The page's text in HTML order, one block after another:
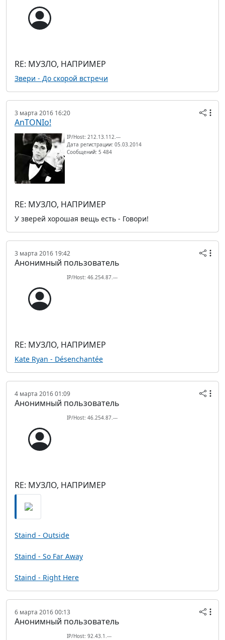
RE: МУЗЛО, НАПРИМЕР
Звери - До скорой встречи
3 марта 2016 16:20
AnTONIo!
IP/Host: 212.13.112.---
Дата регистрации: 05.03.2014
Сообщений: 5 484
RE: МУЗЛО, НАПРИМЕР
У зверей хорошая вещь есть - Говори!
3 марта 2016 19:42
Анонимный пользователь
IP/Host: 46.254.87.---
RE: МУЗЛО, НАПРИМЕР
Kate Ryan - Désenchantée
4 марта 2016 01:09
Анонимный пользователь
IP/Host: 46.254.87.---
RE: МУЗЛО, НАПРИМЕР
Staind - Outside
Staind - So Far Away
Staind - Right Here
6 марта 2016 00:13
Анонимный пользователь
IP/Host: 92.43.1.---